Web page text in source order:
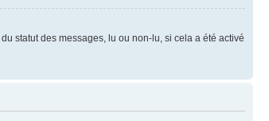
statut des messages, lu ou non-lu, si cela a été activé